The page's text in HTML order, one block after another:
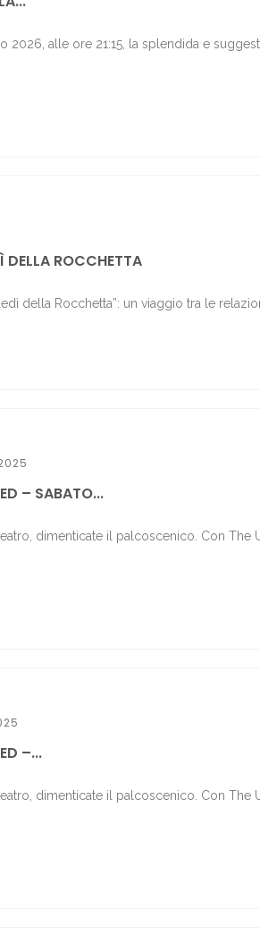
2026, alle ore 21:15, la splendida e
DELLA ROCCHETTA
della Rocchetta”: un viaggio tra le
– SABATO...
dimenticate il palcoscenico. Con The
–...
dimenticate il palcoscenico. Con The